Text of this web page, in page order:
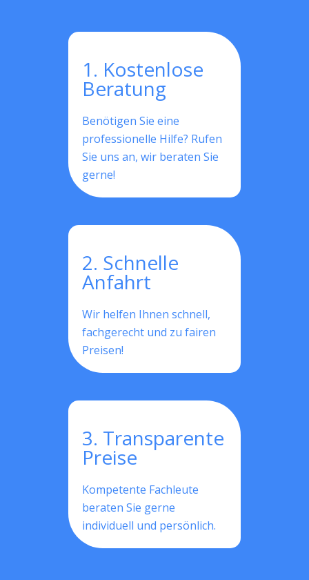
1. Kostenlose
Beratung
Benötigen Sie eine
professionelle Hilfe? Rufen
Sie uns an, wir beraten Sie
gerne!
2. Schnelle
Anfahrt
Wir helfen Ihnen schnell,
fachgerecht und zu fairen
Preisen!
3. Transparente
Preise
Kompetente Fachleute
beraten Sie gerne
individuell und persönlich.